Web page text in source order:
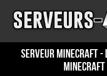
Serveur Minecraft -